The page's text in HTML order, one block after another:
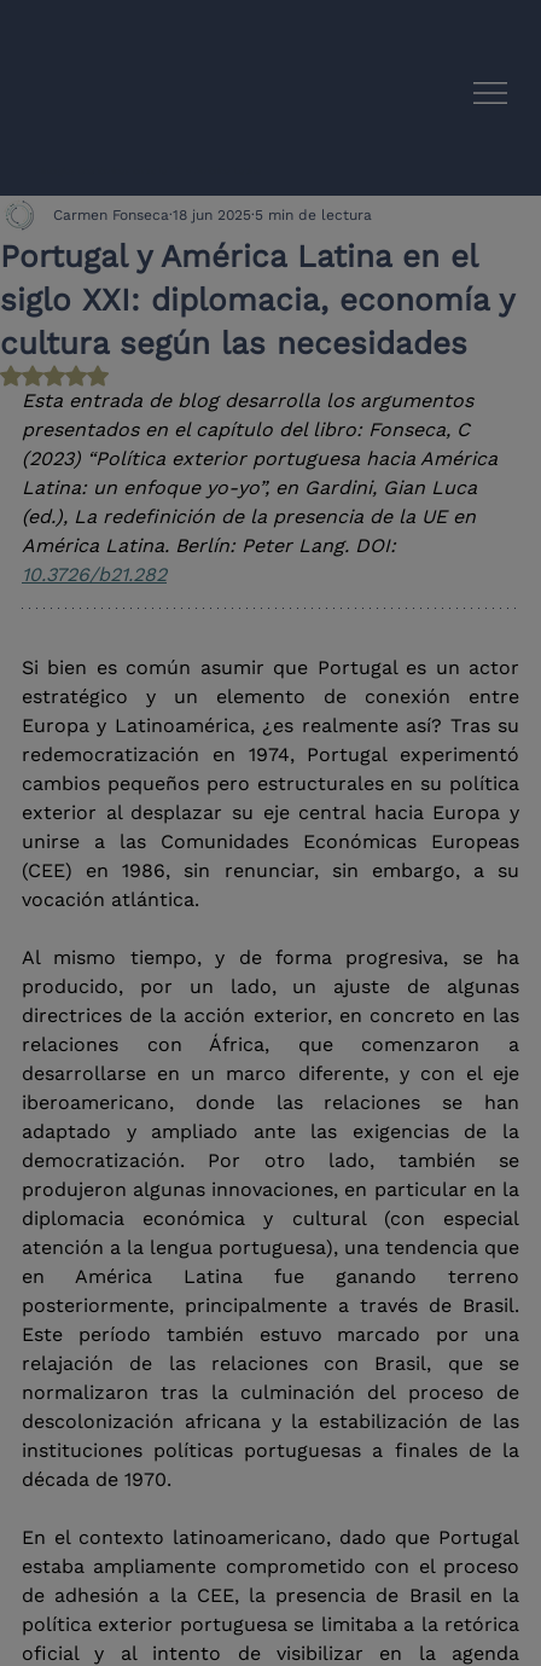
Portugal y América Latina en el
siglo XXI: diplomacia, economía y
cultura según las necesidades
Carmen Fonseca 18 jun 2025 5 min de lectura
Obtuvo NaN de 5 estrellas.
Esta entrada de blog desarrolla los argumentos
presentados en el capítulo del libro: Fonseca, C
(2023) “Política exterior portuguesa hacia América
Latina: un enfoque yo-yo”, en Gardini, Gian Luca
(ed.), La redefinición de la presencia de la UE en
América Latina. Berlín: Peter Lang. DOI:
10.3726/b21.282
Si bien es común asumir que Portugal es un actor
estratégico y un elemento de conexión entre
Europa y Latinoamérica, ¿es realmente así? Tras su
redemocratización en 1974, Portugal experimentó
cambios pequeños pero estructurales en su política
exterior al desplazar su eje central hacia Europa y
unirse a las Comunidades Económicas Europeas
(CEE) en 1986, sin renunciar, sin embargo, a su
vocación atlántica.
Al mismo tiempo, y de forma progresiva, se ha
producido, por un lado, un ajuste de algunas
directrices de la acción exterior, en concreto en las
relaciones con África, que comenzaron a
desarrollarse en un marco diferente, y con el eje
iberoamericano, donde las relaciones se han
adaptado y ampliado ante las exigencias de la
democratización. Por otro lado, también se
produjeron algunas innovaciones, en particular en la
diplomacia económica y cultural (con especial
atención a la lengua portuguesa), una tendencia que
en América Latina fue ganando terreno
posteriormente, principalmente a través de Brasil.
Este período también estuvo marcado por una
relajación de las relaciones con Brasil, que se
normalizaron tras la culminación del proceso de
descolonización africana y la estabilización de las
instituciones políticas portuguesas a finales de la
década de 1970.
En el contexto latinoamericano, dado que Portugal
estaba ampliamente comprometido con el proceso
de adhesión a la CEE, la presencia de Brasil en la
política exterior portuguesa se limitaba a la retórica
oficial y al intento de visibilizar en la agenda